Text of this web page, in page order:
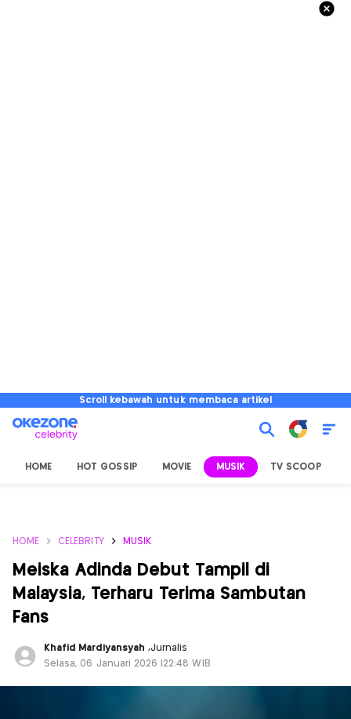
Scroll kebawah untuk membaca artikel
HOME HOT GOSSIP MOVIE MUSIK TV SCOOP
HOME CELEBRITY MUSIK
Meiska Adinda Debut Tampil di
Malaysia, Terharu Terima Sambutan
Fans
Khafid Mardiyansyah ,Jurnalis
Selasa, 06 Januari 2026 |22:48 WIB